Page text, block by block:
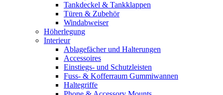
Tankdeckel & Tankklappen
Türen & Zubehör
Windabweiser
Höherlegung
Interieur
Ablagefächer und Halterungen
Accessoires
Einstiegs- und Schutzleisten
Fuss- & Kofferraum Gummiwannen
Haltegriffe